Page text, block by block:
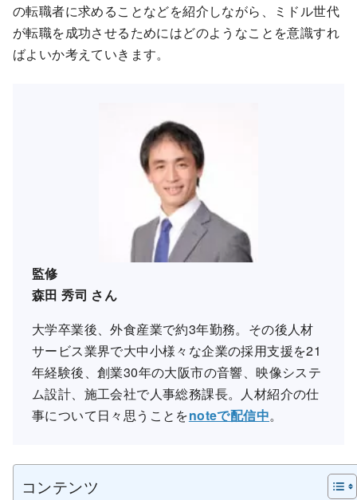
の転職者に求めることなどを紹介しながら、ミドル世代
が転職を成功させるためにはどのようなことを意識すれ
ばよいか考えていきます。
監修
森田 秀司 さん
大学卒業後、外食産業で約3年勤務。その後人材
サービス業界で大中小様々な企業の採用支援を21
年経験後、創業30年の大阪市の音響、映像システ
ム設計、施工会社で人事総務課長。人材紹介の仕
事について日々思うことをnoteで配信中。
コンテンツ